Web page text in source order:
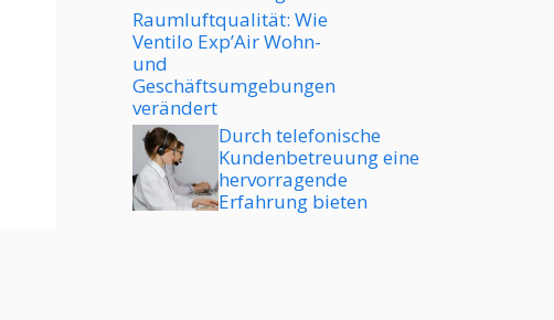
Raumluftqualität: Wie
Ventilo Exp’Air Wohn-
und
Geschäftsumgebungen
verändert
Durch telefonische
Kundenbetreuung eine
hervorragende
Erfahrung bieten